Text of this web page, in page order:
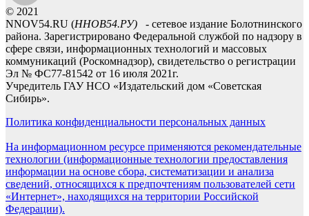
© 2021
NNOV54.RU (ННОВ54.РУ) - сетевое издание Болотнинского
района. Зарегистрировано Федеральной службой по надзору в
сфере связи, информационных технологий и массовых
коммуникаций (Роскомнадзор), свидетельство о регистрации
Эл № ФС77-81542 от 16 июля 2021г.
Учредитель ГАУ НСО «Издательский дом «Советская
Сибирь».
Политика конфиденциальности персональных данных
На информационном ресурсе применяются рекомендательные
технологии (информационные технологии предоставления
информации на основе сбора, систематизации и анализа
сведений, относящихся к предпочтениям пользователей сети
«Интернет», находящихся на территории Российской
Федерации).